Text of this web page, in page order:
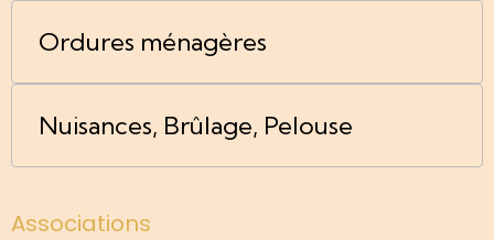
Ordures ménagères
Nuisances, Brûlage, Pelouse
Associations